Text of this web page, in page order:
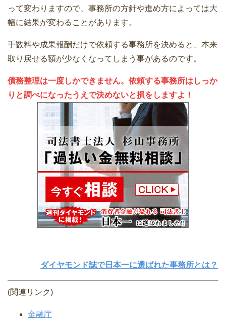
って変わりますので、事務所の方針や進め方によっては大
幅に結果が変わることがあります。
手数料や成果報酬だけで依頼する事務所を決めると、本来
取り戻せる額が少なくなってしまう事があるのです。
債務整理は一度しかできません。依頼する事務所はしっか
りと調べになったうえで決めないと損をしますよ！
ダイヤモンド誌で日本一に選ばれた事務所とは？
(関連リンク)
金融庁